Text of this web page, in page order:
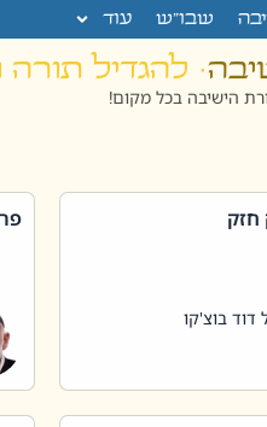
שבו”ש עוד
· להגדיל
הישיבה בכל מקום!
דוד בוצ'קו